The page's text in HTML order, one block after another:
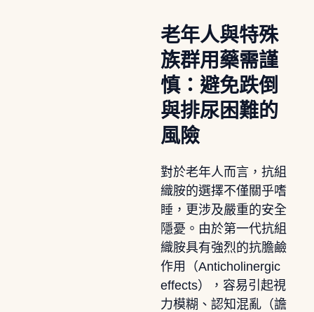
老年人與特殊
族群用藥需謹
慎：避免跌倒
與排尿困難的
風險
對於老年人而言，抗組
織胺的選擇不僅關乎嗜
睡，更涉及嚴重的安全
隱憂。由於第一代抗組
織胺具有強烈的抗膽鹼
作用（Anticholinergic
effects），容易引起視
力模糊、認知混亂（譫